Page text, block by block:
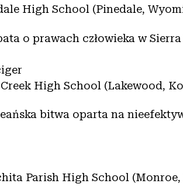
High School (Pinedale,
o prawach człowieka w
Creek High School (Lakewood,
bitwa oparta na
Parish High School